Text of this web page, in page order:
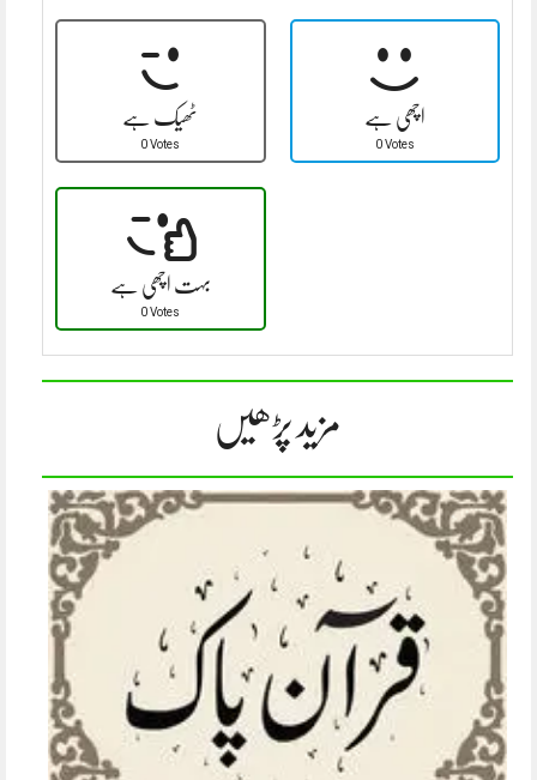
ٹھیک ہے
0 Votes
اچھی ہے
0 Votes
بہت اچھی ہے
0 Votes
مزید پڑھیں